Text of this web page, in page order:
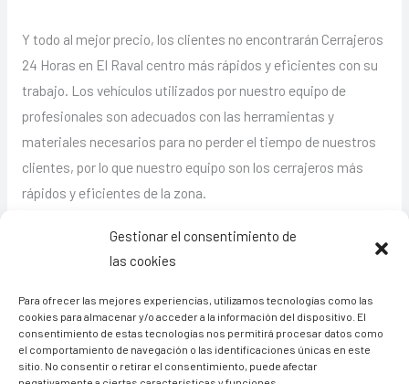
Gestionar el consentimiento de
las cookies
Para ofrecer las mejores experiencias, utilizamos tecnologías como las
cookies para almacenar y/o acceder a la información del dispositivo. El
consentimiento de estas tecnologías nos permitirá procesar datos como
el comportamiento de navegación o las identificaciones únicas en este
sitio. No consentir o retirar el consentimiento, puede afectar
Y todo al mejor precio, los clientes no encontrarán Cerrajeros
24 Horas en El Raval centro más rápidos y eficientes con su
trabajo. Los vehículos utilizados por nuestro equipo de
profesionales son adecuados con las herramientas y
materiales necesarios para no perder el tiempo de nuestros
clientes, por lo que nuestro equipo son los cerrajeros más
rápidos y eficientes de la zona.